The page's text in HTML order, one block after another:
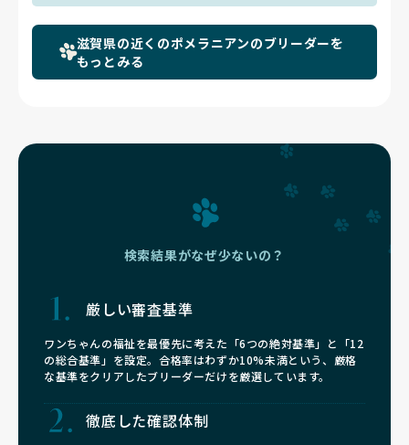
滋賀県の近くのポメラニアンのブリーダーを
もっとみる
検索結果がなぜ少ないの？
厳しい審査基準
ワンちゃんの福祉を最優先に考えた「6つの絶対基準」と「12
の総合基準」を設定。合格率はわずか10%未満という、厳格
な基準をクリアしたブリーダーだけを厳選しています。
徹底した確認体制